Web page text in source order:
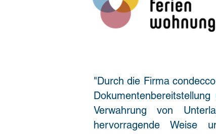
"Durch die Firma
Verwahrung von
hervorragende Weise